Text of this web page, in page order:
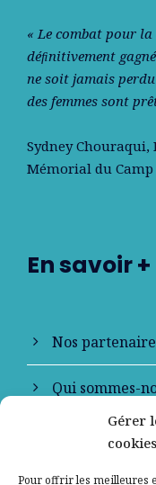
Gérer
cookies
Pour offrir les meilleures
« Le combat pour
déﬁnitivement
ne soit jamais
des femmes sont
Sydney Chouraqui,
Mémorial du Camp
En savoir +
Nos
Qui sommes-
Contactez-nous
Mentions